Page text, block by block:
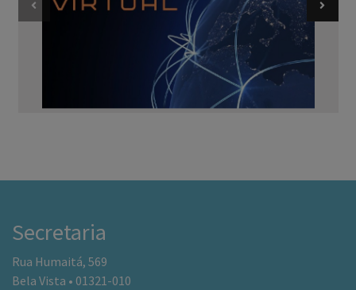
Secretaria
Rua Humaitá, 569
Bela Vista • 01321-010